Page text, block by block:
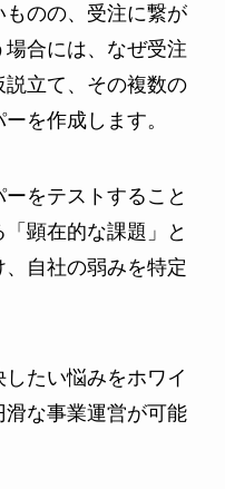
のの、受注に繋が
合には、なぜ受注
立て、その複数の
を作成します。
をテストすること
顕在的な課題」と
、自社の弱みを特定
たい悩みをホワイ
滑な事業運営が可能